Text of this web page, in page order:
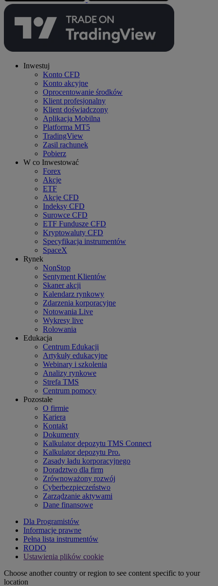
Inwestuj
Konto CFD
Konto akcyjne
Oprocentowanie środków
Klient profesjonalny
Klient doświadczony
Aplikacja Mobilna
Platforma MT5
TradingView
Zasil rachunek
Pobierz
W co Inwestować
Forex
Akcje
ETF
Akcje CFD
Indeksy CFD
Surowce CFD
ETF Fundusze CFD
Kryptowaluty CFD
Specyfikacja instrumentów
SpaceX
Rynek
NonStop
Sentyment Klientów
Skaner akcji
Kalendarz rynkowy
Zdarzenia korporacyjne
Notowania Live
Wykresy live
Rolowania
Edukacja
Centrum Edukacji
Artykuły edukacyjne
Webinary i szkolenia
Analizy rynkowe
Strefa TMS
Centrum pomocy
Pozostałe
O firmie
Kariera
Kontakt
Dokumenty
Kalkulator depozytu TMS Connect
Kalkulator depozytu Pro.
Zasady ładu korporacyjnego
Doradztwo dla firm
Zrównoważony rozwój
Cyberbezpieczeństwo
Zarządzanie aktywami
Dane finansowe
Dla Programistów
Informacje prawne
Pełna lista instrumentów
RODO
Ustawienia plików cookie
Choose another country or region to see content specific to your
location